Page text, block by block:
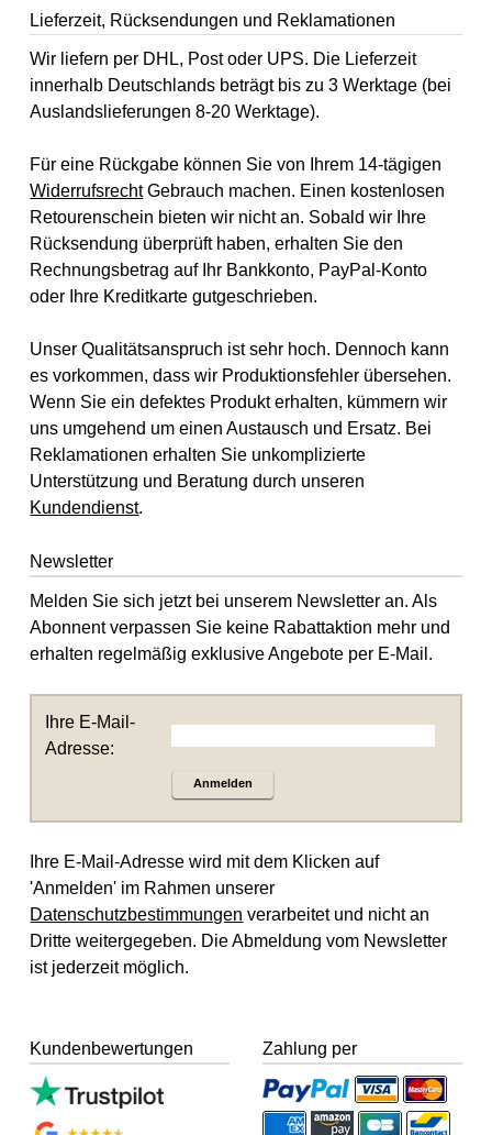
Lieferzeit, Rücksendungen und Reklamationen
Wir liefern per DHL, Post oder UPS. Die Lieferzeit
innerhalb Deutschlands beträgt bis zu 3 Werktage (bei
Auslandslieferungen 8-20 Werktage).
Für eine Rückgabe können Sie von Ihrem 14-tägigen
WiderrufsrechtGebrauch machen. Einen kostenlosen
Retourenschein bieten wir nicht an. Sobald wir Ihre
Rücksendung überprüft haben, erhalten Sie den
Rechnungsbetrag auf Ihr Bankkonto, PayPal-Konto
oder Ihre Kreditkarte gutgeschrieben.
Unser Qualitätsanspruch ist sehr hoch. Dennoch kann
es vorkommen, dass wir Produktionsfehler übersehen.
Wenn Sie ein defektes Produkt erhalten, kümmern wir
uns umgehend um einen Austausch und Ersatz. Bei
Reklamationen erhalten Sie unkomplizierte
Unterstützung und Beratung durch unseren
Kundendienst.
Newsletter
Melden Sie sich jetzt bei unserem Newsletter an. Als
Abonnent verpassen Sie keine Rabattaktion mehr und
erhalten regelmäßig exklusive Angebote per E-Mail.
Ihre E-Mail-
Adresse:
Anmelden
Ihre E-Mail-Adresse wird mit dem Klicken auf
'Anmelden' im Rahmen unserer
Datenschutzbestimmungen verarbeitet und nicht an
Dritte weitergegeben. Die Abmeldung vom Newsletter
ist jederzeit möglich.
Kundenbewertungen Zahlung per